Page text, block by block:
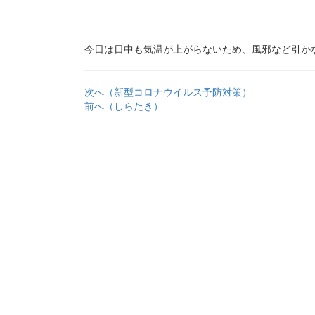
今日は日中も気温が上がらないため、風邪など引
次へ（新型コロナウイルス予防対策）
前へ（しらたき）